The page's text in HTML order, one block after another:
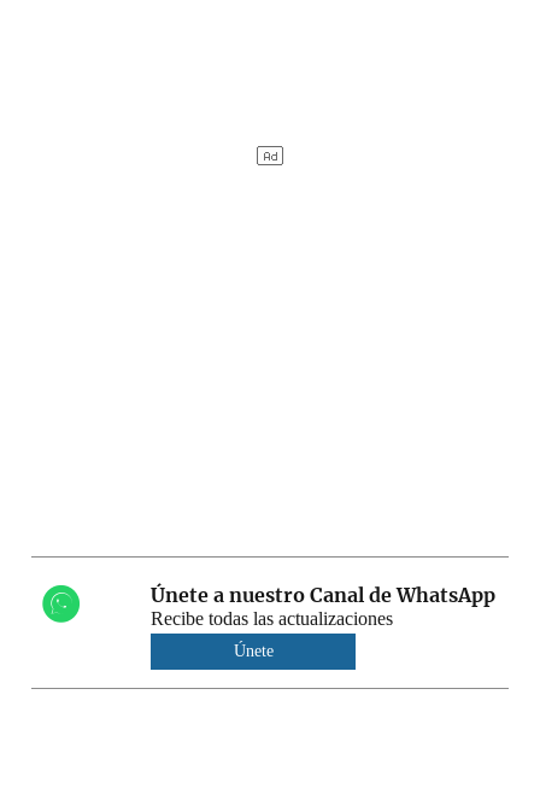
Únete a nuestro Canal de WhatsApp
Recibe todas las actualizaciones
Únete